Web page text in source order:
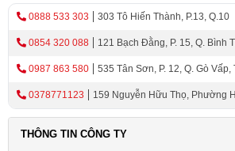
dàng hơn. Ngoài ra, máy hút mùi này
hoạt chung.
Chọn mua Máy hút mùi Eurogold
hãng tại…
Để đảm bảo mua đúng sản phẩm
và hưởng trọn chế độ bảo hành, hãy
0888 533 303 303 Tô Hiến Thành, P.13, Q.10
0854 320 088 121 Bạch Đằng, P. 15, Q. Bình
0987 863 580 535 Tân Sơn, P. 12, Q. Gò Vấp,
0378771123
159 Nguyễn Hữu Thọ, Phường
THÔNG TIN CÔNG TY